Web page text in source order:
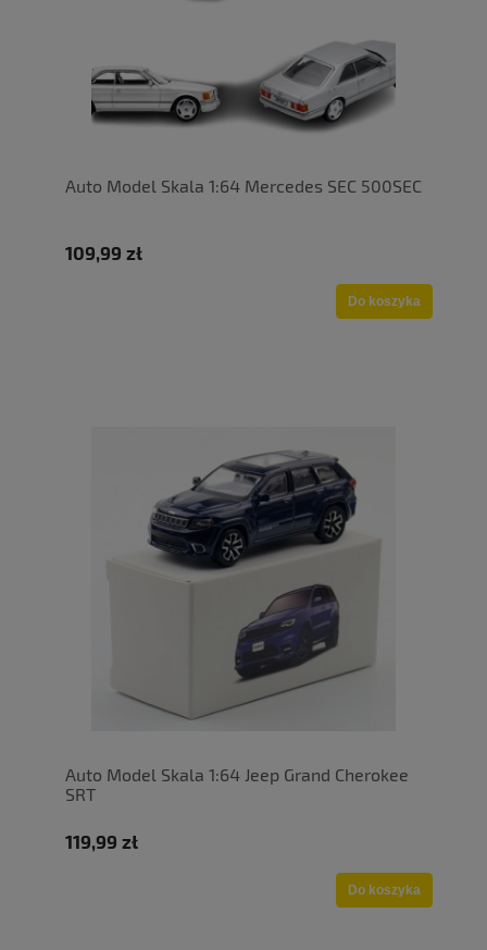
Auto Model Skala 1:64 Mercedes SEC 500SEC
109,99 zł
Do koszyka
Auto Model Skala 1:64 Jeep Grand Cherokee
SRT
119,99 zł
Do koszyka